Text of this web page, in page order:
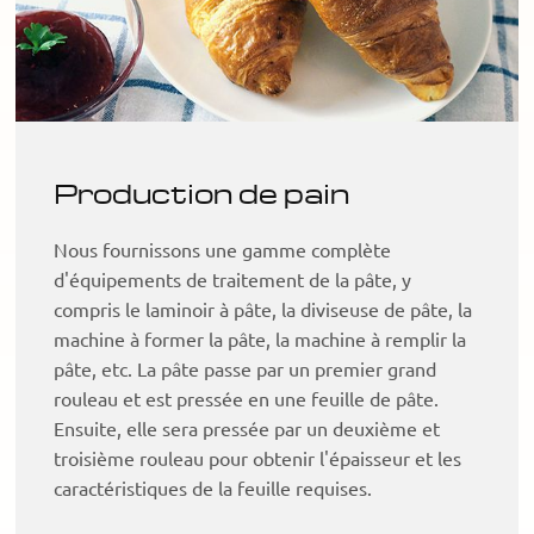
Production de pain
Nous fournissons une gamme complète
d'équipements de traitement de la pâte, y
compris le laminoir à pâte, la diviseuse de pâte, la
machine à former la pâte, la machine à remplir la
pâte, etc. La pâte passe par un premier grand
rouleau et est pressée en une feuille de pâte.
Ensuite, elle sera pressée par un deuxième et
troisième rouleau pour obtenir l'épaisseur et les
caractéristiques de la feuille requises.